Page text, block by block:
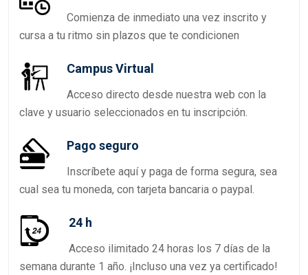
Comienza de inmediato una vez inscrito y
cursa a tu ritmo sin plazos que te condicionen
Campus Virtual
Acceso directo desde nuestra web con la
clave y usuario seleccionados en tu inscripción.
Pago seguro
Inscríbete aquí y paga de forma segura, sea
cual sea tu moneda, con tarjeta bancaria o paypal.
24 h
Acceso ilimitado 24 horas los 7 días de la
semana durante 1 año. ¡Incluso una vez ya certificado!